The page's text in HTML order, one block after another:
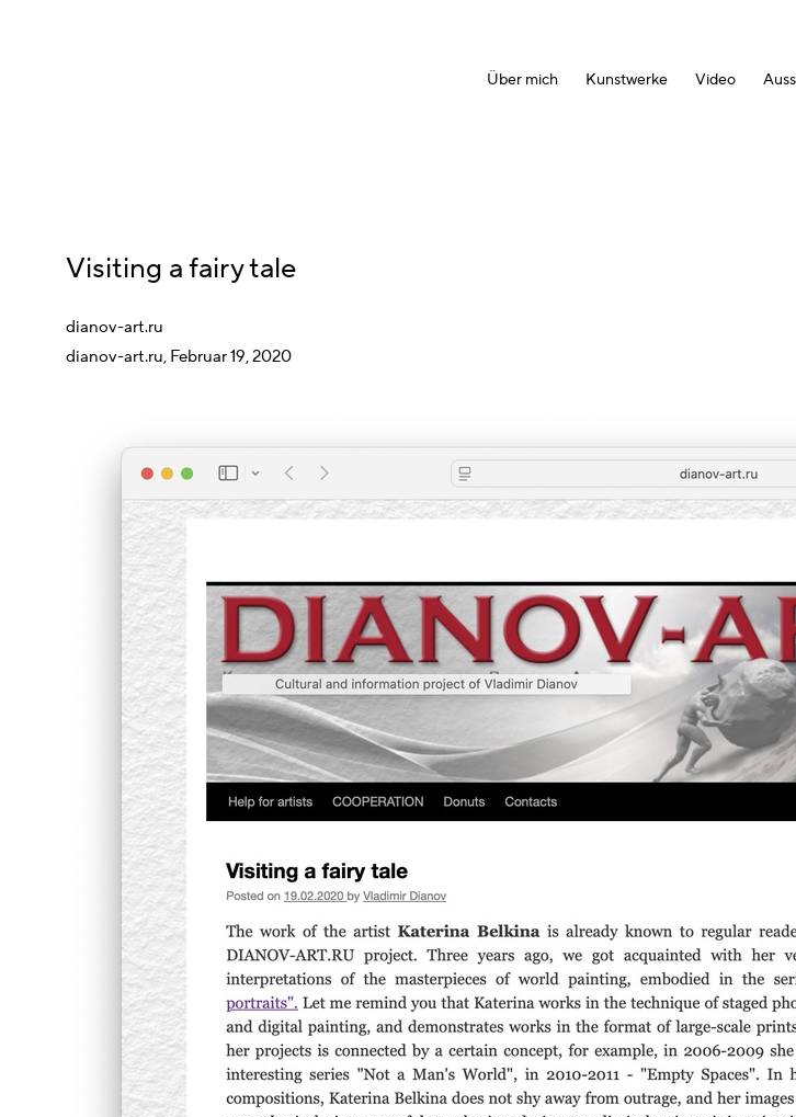
Über mich Kunstwerke Video
Visiting a fairy tale
dianov-art.ru
dianov-art.ru, Februar 19, 2020